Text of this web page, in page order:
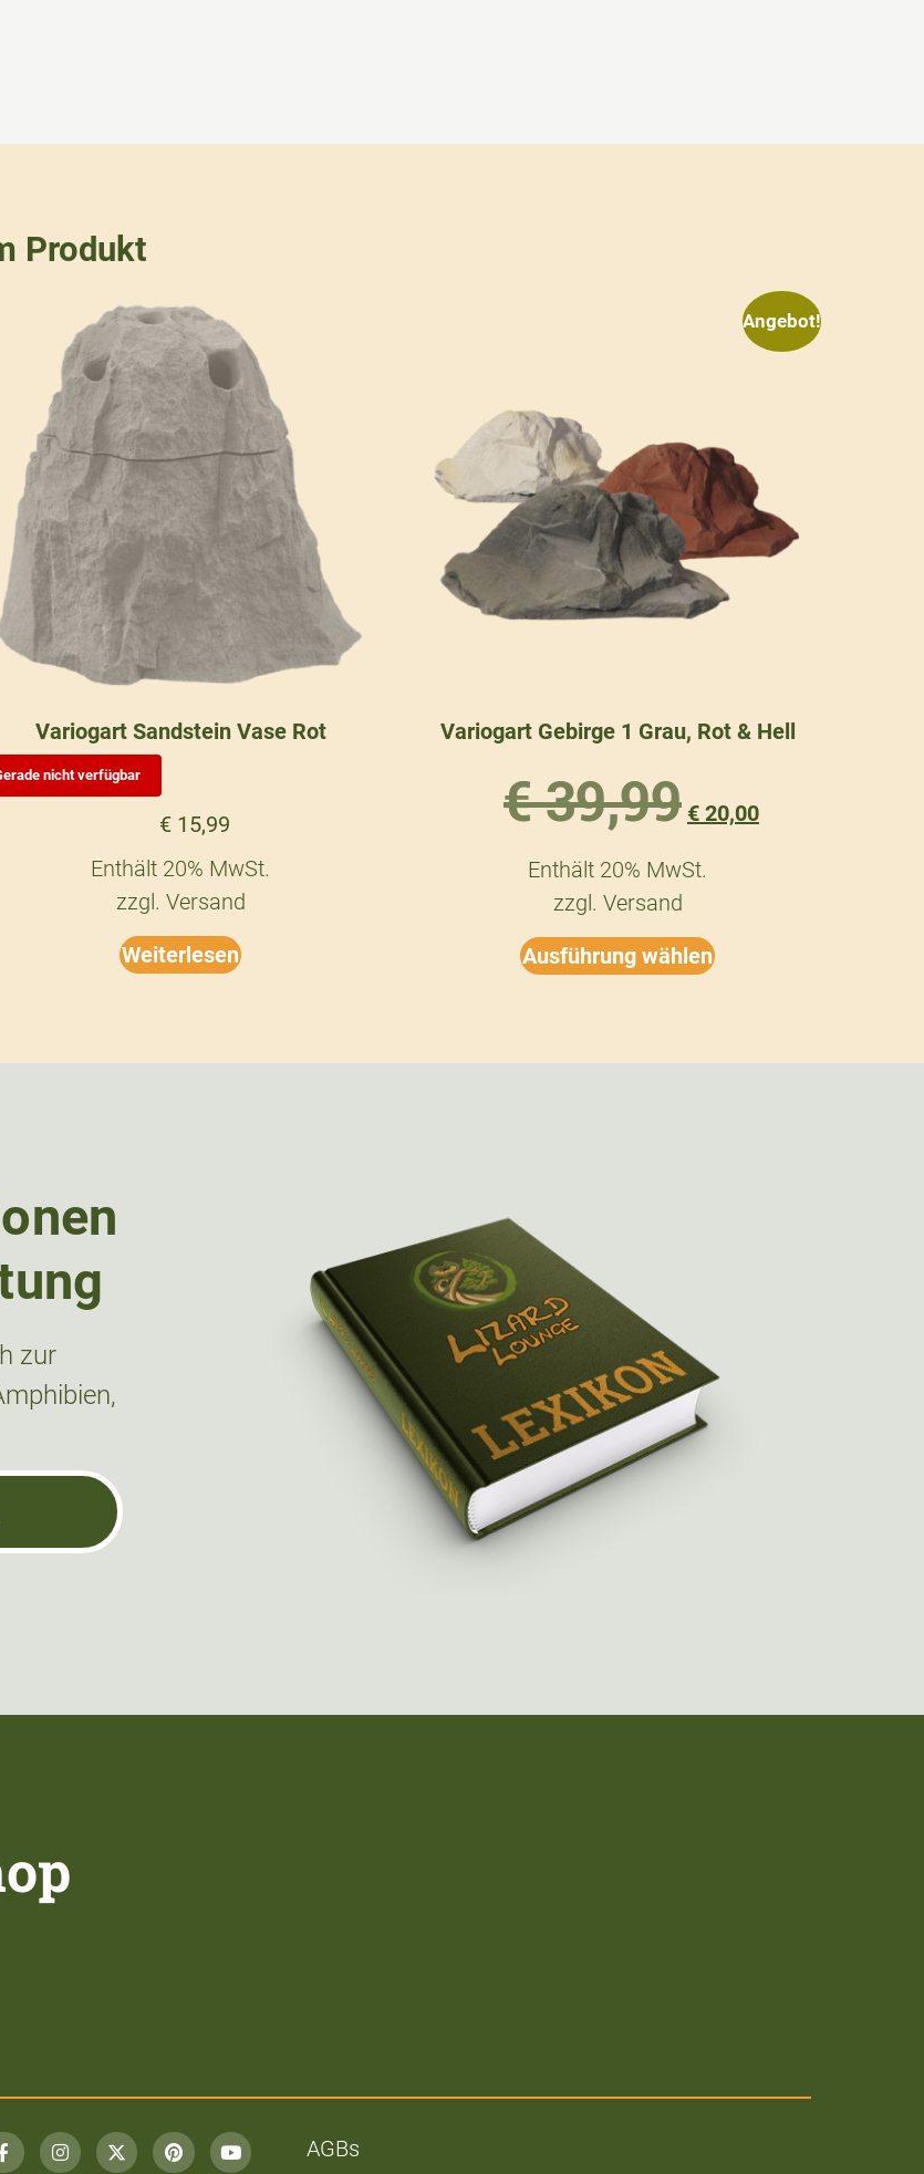
Produkt
Variogart Sandstein Vase Rot
€15,99
Enthält 20% MwSt.
zzgl. Versand
Weiterlesen
Angebot!
Variogart Gebirge 1 Grau, Rot & Hell
€39,99 € 20,00
Enthält 20% MwSt.
zzgl. Versand
Ausführung wählen
zur
AGBs